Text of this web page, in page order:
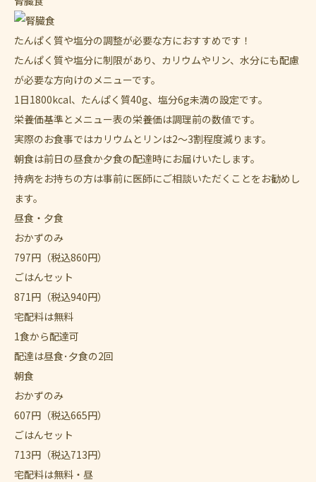
たんぱく質や塩分の調整が必要な方におすすめです！
たんぱく質や塩分に制限があり、カリウムやリン、水分にも配慮
が必要な方向けのメニューです。
1日1800kcal、たんぱく質40g、塩分6g未満の設定です。
栄養価基準とメニュー表の栄養価は調理前の数値です。
実際のお食事ではカリウムとリンは2～3割程度減ります。
朝食は前日の昼食か夕食の配達時にお届けいたします。
持病をお持ちの方は事前に医師にご相談いただくことをお勧めし
ます。
昼食・夕食
おかずのみ
797円 （税込860円）
ごはんセット
871円 （税込940円）
宅配料は無料
1食から配達可
配達は昼食･夕食の2回
朝食
おかずのみ
607円 （税込665円）
ごはんセット
713円 （税込713円）
宅配料は無料・昼